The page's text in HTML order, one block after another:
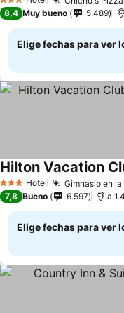
3 Estrellas
8,4 Muy bueno 5.489
Elige fechas para ver
3 Estrellas
Hotel Gimnasio en
7,8 Bueno 6.597 a
Elige fechas para ver